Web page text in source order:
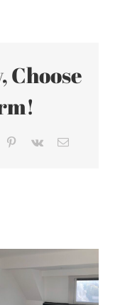
Choose
Pinterest
Vk
E-